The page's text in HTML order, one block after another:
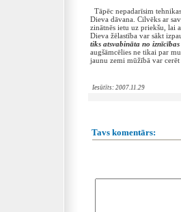
Tāpēc nepadarīsim
Dieva dāvana. Cilvēks ar
zinātnēs ietu uz priekšu, lai
Dieva žēlastība var sākt
tiks atsvabināta no
augšāmcēlies ne tikai par
jaunu zemi mūžībā var
Iesūtīts: 2007.11.29
Tavs komentārs: